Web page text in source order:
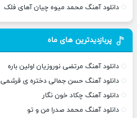
دانلود آهنگ محمد میوه چیان آهای فلک
پربازدیدترین های ماه
دانلود آهنگ مرتضی نوروزیان اولین باره
دانلود آهنگ حسن جمالی دختره ی قرشمی
دانلود آهنگ چکاد خون نگار
دانلود آهنگ محمد صدرا من و تو